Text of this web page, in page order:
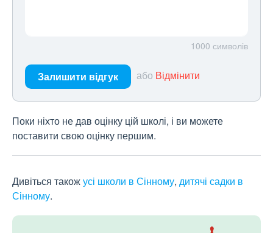
1000 символів
Залишити відгук або Відмінити
Поки ніхто не дав оцінку цій школі, і ви можете
поставити свою оцінку першим.
Дивіться такожусі школи в Сінному, дитячі садки в
Сінному.